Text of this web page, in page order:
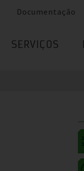
Documentação
SERVIÇOS